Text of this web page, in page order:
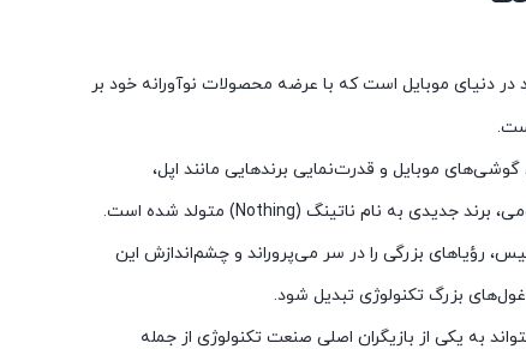
در دنیای موبایل است که با عرضه محصولات نوآورانه خود بر
موبایل و قدرت‌نمایی برند‌هایی مانند اپل،
سامسونگ و شیائومی، برند جدیدی به نام ناتینگ (Nothing) متولد شده است.
رؤیا‌های بزرگی را در سر می‌پروراند و چشم‌اندازش این
بزرگ تکنولوژی تبدیل شود.
به یکی از بازیگران اصلی صنعت تکنولوژی از جمله